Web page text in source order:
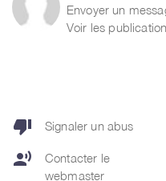
Envoyer un
Voir les
thumb_down Signaler un abus
record_voice_over
Contacter le
webmaster